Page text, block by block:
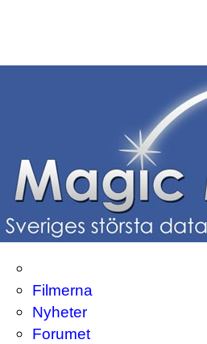
Filmerna
Nyheter
Forumet